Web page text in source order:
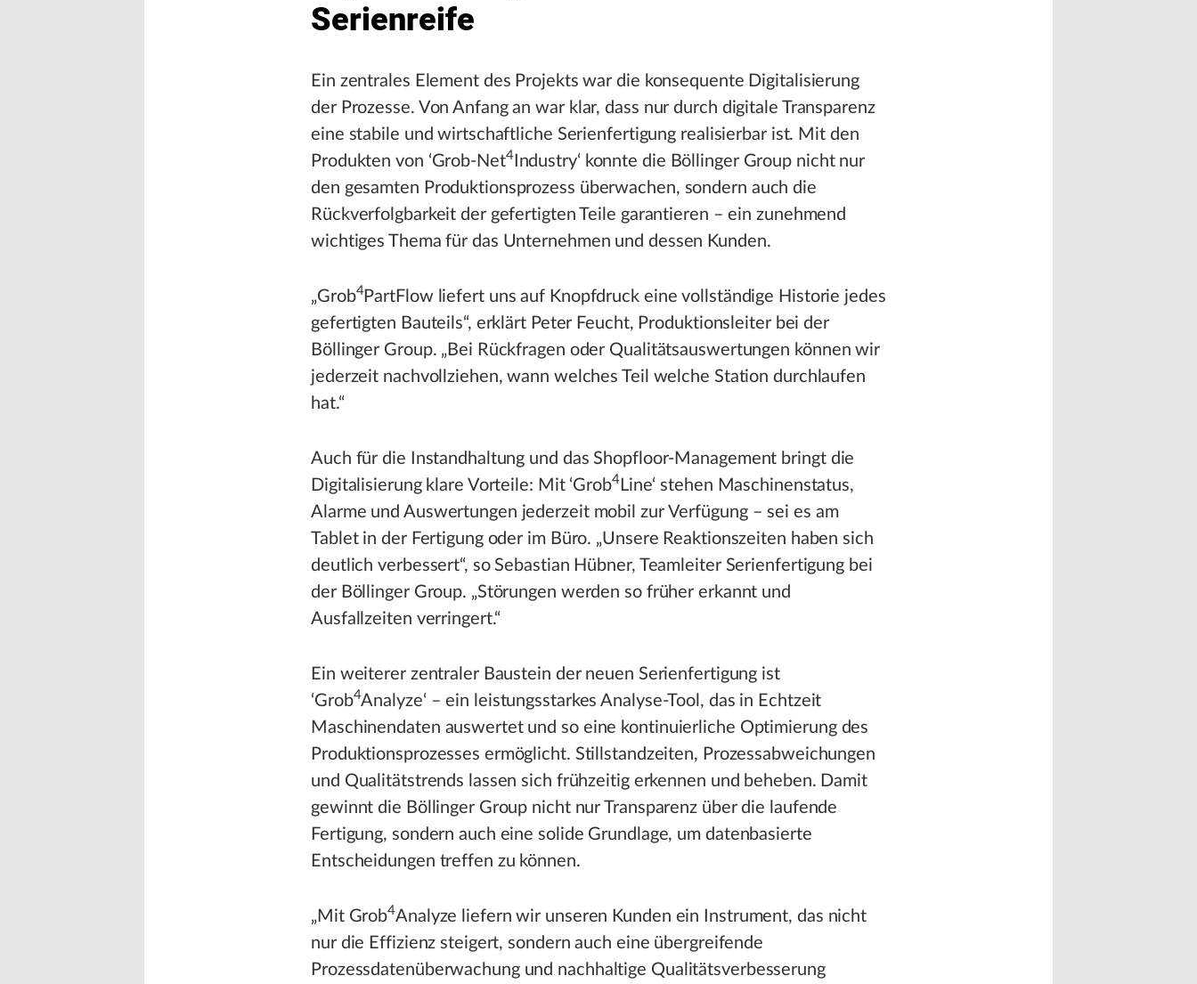
Serienreife
Ein zentrales Element des Projekts war die konsequente Digitalisierung
der Prozesse. Von Anfang an war klar, dass nur durch digitale Transparenz
eine stabile und wirtschaftliche Serienfertigung realisierbar ist. Mit den
Produkten von ‘Grob-Net4Industry‘ konnte die Böllinger Group nicht nur
den gesamten Produktionsprozess überwachen, sondern auch die
Rückverfolgbarkeit der gefertigten Teile garantieren – ein zunehmend
wichtiges Thema für das Unternehmen und dessen Kunden.
„Grob4PartFlow liefert uns auf Knopfdruck eine vollständige Historie jedes
gefertigten Bauteils“, erklärt Peter Feucht, Produktionsleiter bei der
Böllinger Group. „Bei Rückfragen oder Qualitätsauswertungen können wir
jederzeit nachvollziehen, wann welches Teil welche Station durchlaufen
hat.“
Auch für die Instandhaltung und das Shopfloor-Management bringt die
Digitalisierung klare Vorteile: Mit ‘Grob4Line‘ stehen Maschinenstatus,
Alarme und Auswertungen jederzeit mobil zur Verfügung – sei es am
Tablet in der Fertigung oder im Büro. „Unsere Reaktionszeiten haben sich
deutlich verbessert“, so Sebastian Hübner, Teamleiter Serienfertigung bei
der Böllinger Group. „Störungen werden so früher erkannt und
Ausfallzeiten verringert.“
Ein weiterer zentraler Baustein der neuen Serienfertigung ist
‘Grob4Analyze‘ – ein leistungsstarkes Analyse-Tool, das in Echtzeit
Maschinendaten auswertet und so eine kontinuierliche Optimierung des
Produktionsprozesses ermöglicht. Stillstandzeiten, Prozessabweichungen
und Qualitätstrends lassen sich frühzeitig erkennen und beheben. Damit
gewinnt die Böllinger Group nicht nur Transparenz über die laufende
Fertigung, sondern auch eine solide Grundlage, um datenbasierte
Entscheidungen treffen zu können.
„Mit Grob4Analyze liefern wir unseren Kunden ein Instrument, das nicht
nur die Effizienz steigert, sondern auch eine übergreifende
Prozessdatenüberwachung und nachhaltige Qualitätsverbesserung